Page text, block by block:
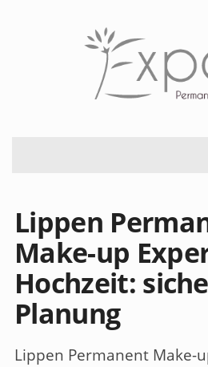
Lippen
Make-up
Hochzeit:
Planung
Lippen Permanent Make-